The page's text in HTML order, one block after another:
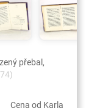
přebal,
Cena od Karla